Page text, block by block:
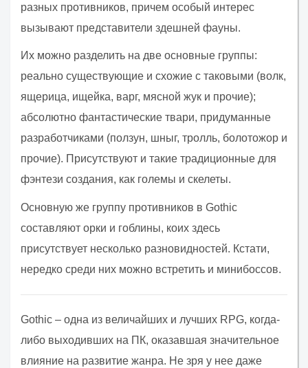
разных противников, причем особый интерес
вызывают представители здешней фауны.
Их можно разделить на две основные группы:
реально существующие и схожие с таковыми (волк,
ящерица, ищейка, варг, мясной жук и прочие);
абсолютно фантастические твари, придуманные
разработчиками (ползун, шныг, тролль, болотожор и
прочие). Присутствуют и такие традиционные для
фэнтези создания, как големы и скелеты.
Основную же группу противников в Gothic
составляют орки и гоблины, коих здесь
присутствует несколько разновидностей. Кстати,
нередко среди них можно встретить и минибоссов.
Gothic – одна из величайших и лучших RPG, когда-
либо выходивших на ПК, оказавшая значительное
влияние на развитие жанра. Не зря у нее даже